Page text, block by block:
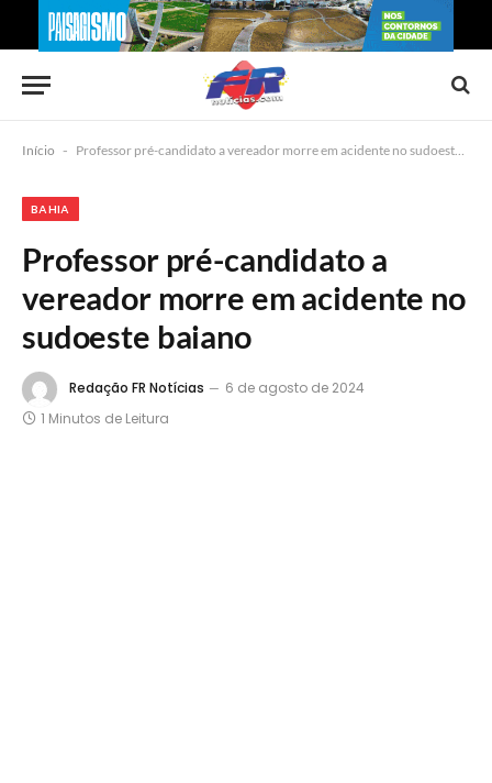
Início - Professor pré-candidato a vereador morre em acidente no sudoeste baiano
BAHIA
Professor pré-candidato a
vereador morre em acidente no
sudoeste baiano
Redação FR Notícias
6 de agosto de 2024
1 Minutos de Leitura